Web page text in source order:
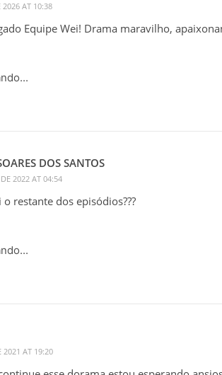
2026 AT 10:38
Equipe Wei! Drama maravilho,
DOS SANTOS
2022 AT 04:54
restante dos episódios???
2021 AT 19:20